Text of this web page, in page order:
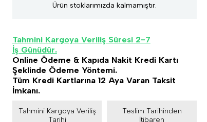
Ürün stoklarımızda kalmamıştır.
Tahmini Kargoya Veriliş Süresi 2-7
İş Günüdür.
Online Ödeme & Kapıda Nakit Kredi Kartı
Şeklinde Ödeme Yöntemi.
Tüm Kredi Kartlarına 12 Aya Varan Taksit
İmkanı.
Tahmini Kargoya Veriliş
Tarihi
Teslim Tarihinden
İtibaren